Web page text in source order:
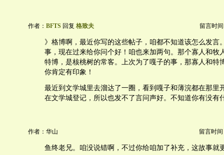
作者： BFTS 回复 格致夫 留言时间
》格博啊，最近你写的这些帖子，咱都不知道该怎么发言
事，现在过来给你问个好！咱也来加两句。那个寡人和牧
特博，是核桃树的常客。上次为了嘎子的事，那寡人和特
你肯定有印象！
最近到文学城里去溜达了一圈，看到嘎子和薄浣都在那里
在文学城登记，所以也发不了言问声好。不知道你有没有
作者：华山 留言时间
鱼终老兄。咱没说错啊，不过你给咱加了补充，这故事就